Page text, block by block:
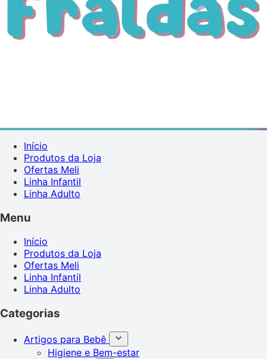
Início
Produtos da Loja
Ofertas Meli
Linha Infantil
Linha Adulto
Menu
Início
Produtos da Loja
Ofertas Meli
Linha Infantil
Linha Adulto
Categorias
Artigos para Bebê
Higiene e Bem-estar